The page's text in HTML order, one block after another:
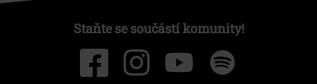
Staňte se součástí komunity!